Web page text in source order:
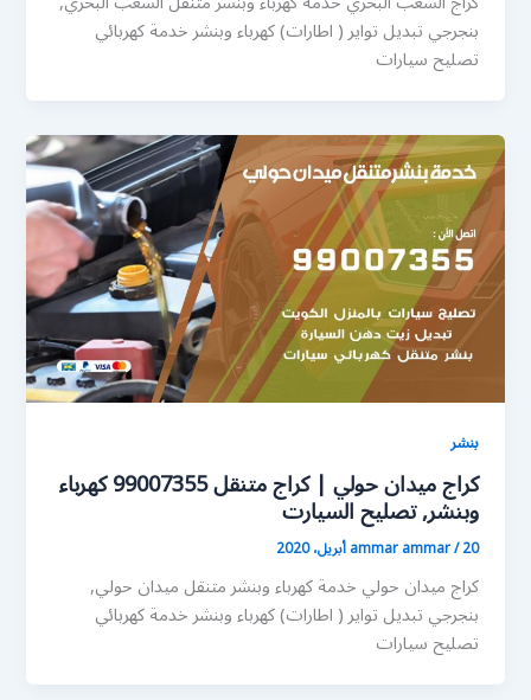
بنجرجي تبديل تواير ( اطارات) كهرباء وبنشر خدمة كهربائي
تصليح سيارات
بنشر
كراج ميدان حولي | كراج متنقل 99007355 كهرباء
وبنشر, تصليح السيارت
ammar ammar/20 أبريل، 2020
كراج ميدان حولي خدمة كهرباء وبنشر متنقل ميدان حولي,
بنجرجي تبديل تواير ( اطارات) كهرباء وبنشر خدمة كهربائي
تصليح سيارات